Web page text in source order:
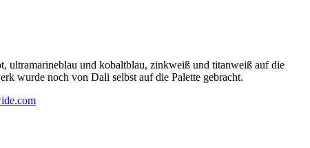
ultramarineblau und kobaltblau, zinkweiß und titanweiß auf die
wurde noch von Dali selbst auf die Palette gebracht.